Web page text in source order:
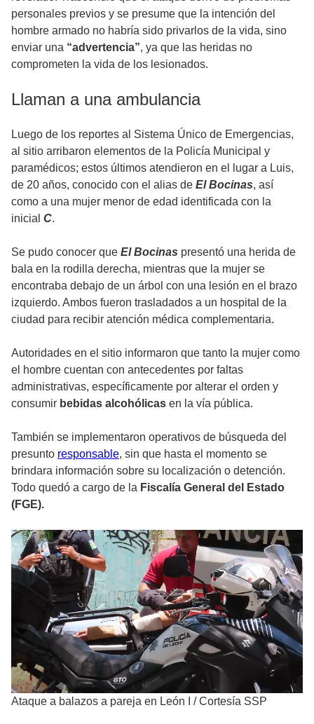
personales previos y se presume que la intención del
hombre armado no habría sido privarlos de la vida, sino
enviar una “advertencia”, ya que las heridas no
comprometen la vida de los lesionados.
Llaman a una ambulancia
Luego de los reportes al Sistema Único de Emergencias,
al sitio arribaron elementos de la Policía Municipal y
paramédicos; estos últimos atendieron en el lugar a Luis,
de 20 años, conocido con el alias de El Bocinas, así
como a una mujer menor de edad identificada con la
inicial C.
Se pudo conocer que El Bocinas presentó una herida de
bala en la rodilla derecha, mientras que la mujer se
encontraba debajo de un árbol con una lesión en el brazo
izquierdo. Ambos fueron trasladados a un hospital de la
ciudad para recibir atención médica complementaria.
Autoridades en el sitio informaron que tanto la mujer como
el hombre cuentan con antecedentes por faltas
administrativas, específicamente por alterar el orden y
consumir bebidas alcohólicas en la vía pública.
También se implementaron operativos de búsqueda del
presunto responsable, sin que hasta el momento se
brindara información sobre su localización o detención.
Todo quedó a cargo de la Fiscalía General del Estado
(FGE).
Ataque a balazos a pareja en León I /Cortesía SSP